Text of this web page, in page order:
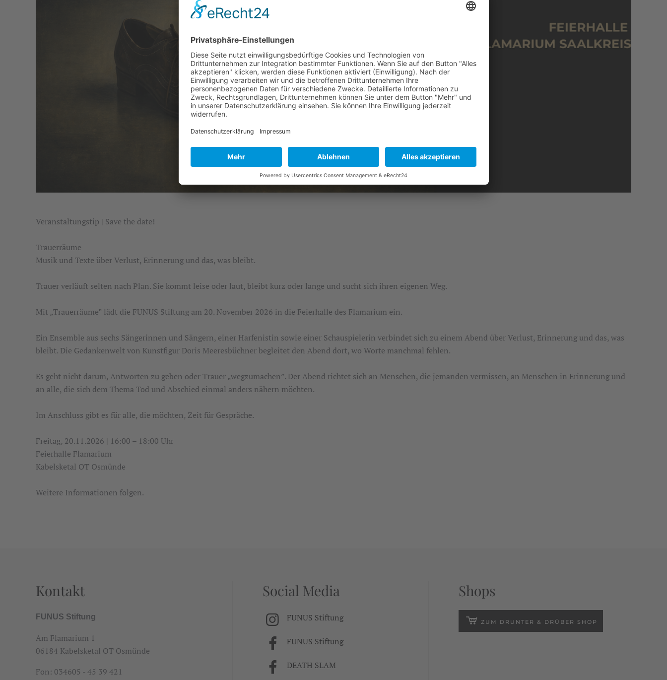
Veranstaltungstip | Save the date!
Trauerräume
Musik und Texte über Verlust, Erinnerung und das, was bleibt.
Trauer verläuft selten nach Plan. Sie kommt leise oder laut, bleibt kurz oder lange und sucht sich ihren eigenen Weg.
Mit „Trauerräume” lädt die FUNUS Stiftung am 20. November 2026 in die Feierhalle des Flamarium ein.
Ein Ensemble aus sechs Sängerinnen und Sängern, einer Harfenistin sowie einer Schauspielerin verbindet sich zu einem Abend über Verlust, Erinnerung und das, was
bleibt. Die Gedankenwelt von Kunstfigur Doris Meeresbüchner begleitet den Abend dort, wo Worte manchmal fehlen.
Es geht nicht darum, Antworten zu geben oder Trauer „wegzumachen”. Der Abend richtet sich an Menschen, die jemanden vermissen, an Menschen in Erinnerung und
an alle, die sich dem Thema Tod und Abschied einmal anders nähern möchten.
Im Anschluss gibt es für alle, die möchten, Zeit für Gespräche.
Freitag, 20.11.2026 | 16:00 – 18:00 Uhr
Feierhalle Flamarium
Kabelsketal OT Osmünde
Weitere Informationen folgen.
Kontakt
FUNUS Stiftung
Am Flamarium 1
06184 Kabelsketal OT Osmünde
Fon: 034605 - 45 39 421
Social Media
FUNUS Stiftung
FUNUS Stiftung
DEATH SLAM
Shops
ZUM DRUNTER & DRÜBER SHOP